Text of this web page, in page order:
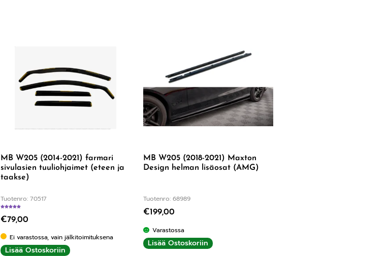
MB W205 (2014-2021) farmari
sivulasien tuuliohjaimet (eteen ja
taakse)
Tuotenro: 70517
€79,00
Ei varastossa, vain jälkitoimituksena
Lisää Ostoskoriin
MB W205 (2018-2021) Maxton
Design helman lisäosat (AMG)
Tuotenro: 68989
€199,00
Varastossa
Lisää Ostoskoriin